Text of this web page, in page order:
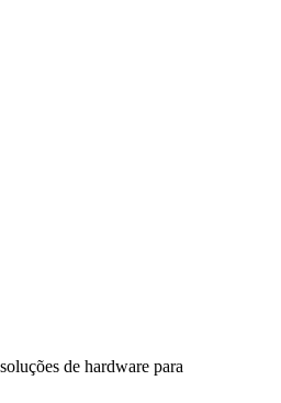
de hardware para